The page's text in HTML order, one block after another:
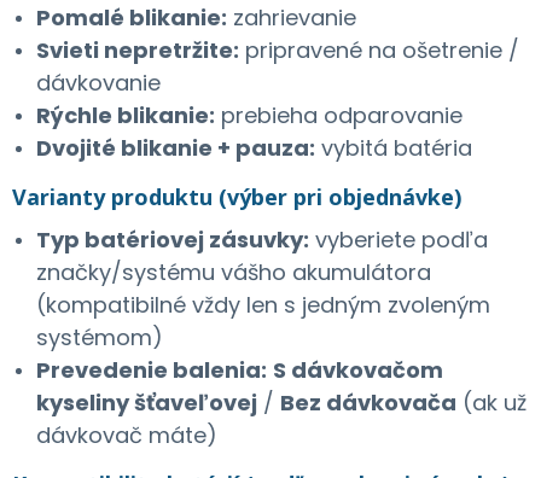
Pomalé blikanie: zahrievanie
Svieti nepretržite: pripravené na ošetrenie /
dávkovanie
Rýchle blikanie: prebieha odparovanie
Dvojité blikanie + pauza: vybitá batéria
Varianty produktu (výber pri objednávke)
Typ batériovej zásuvky: vyberiete podľa
značky/systému vášho akumulátora
(kompatibilné vždy len s jedným zvoleným
systémom)
Prevedenie balenia: S dávkovačom
kyseliny šťaveľovej / Bez dávkovača (ak už
dávkovač máte)